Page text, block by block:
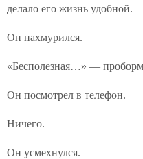
делало его жизнь удобной.
Он нахмурился.
«Бесполезная…» —
Он посмотрел в телефон.
Ничего.
Он усмехнулся.